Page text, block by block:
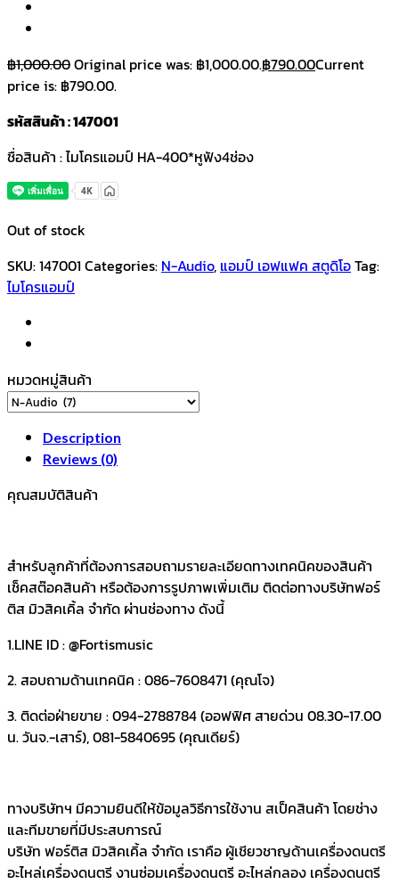
฿1,000.00Original price was: ฿1,000.00.฿790.00Current
price is: ฿790.00.
รหัสสินค้า : 147001
ชื่อสินค้า : ไมโครแอมป์ HA-400*หูฟัง4ช่อง
Out of stock
SKU:147001 Categories: N-Audio, แอมป์ เอฟแฟค สตูดิโอTag:
ไมโครแอมป์
หมวดหมู่สินค้า
Description
Reviews (0)
คุณสมบัติสินค้า
สำหรับลูกค้าที่ต้องการสอบถามรายละเอียดทางเทคนิคของสินค้า
เช็คสต๊อคสินค้า หรือต้องการรูปภาพเพิ่มเติม ติดต่อทางบริษัทฟอร์
ติส มิวสิคเคิ้ล จำกัด ผ่านช่องทาง ดังนี้
1.LINE ID : @Fortismusic
2. สอบถามด้านเทคนิค : 086-7608471 (คุณโจ)
3. ติดต่อฝ่ายขาย : 094-2788784 (ออฟฟิศ สายด่วน 08.30-17.00
น. วันจ.-เสาร์), 081-5840695 (คุณเดียร์)
ทางบริษัทฯ มีความยินดีให้ข้อมูลวิธีการใช้งาน สเป็คสินค้า โดยช่าง
และทีมขายที่มีประสบการณ์
บริษัท ฟอร์ติส มิวสิคเคิ้ล จำกัด เราคือ ผู้เชียวชาญด้านเครื่องดนตรี
อะไหล่เครื่องดนตรี งานซ่อมเครื่องดนตรี อะไหล่กลอง เครื่องดนตรี